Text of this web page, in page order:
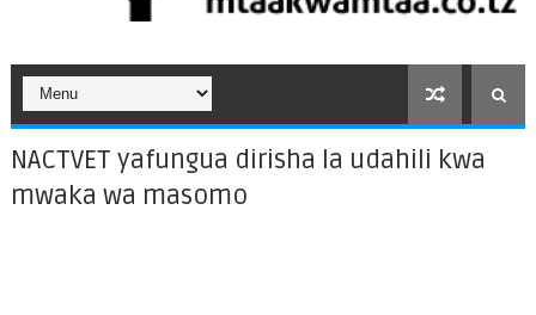
NACTVET yafungua dirisha la udahili kwa
mwaka wa masomo